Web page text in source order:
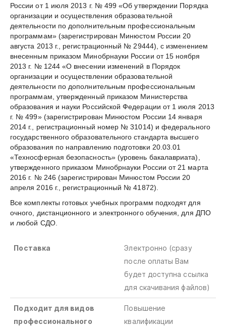
России от 1 июля 2013 г. № 499 «Об утверждении Порядка
организации и осуществления образовательной
деятельности по дополнительным профессиональным
программам» (зарегистрирован Минюстом России 20
августа 2013 г., регистрационный № 29444), с изменением
внесенным приказом Минобрнауки России от 15 ноября
2013 г. № 1244 «О внесении изменений в Порядок
организации и осуществлении образовательной
деятельности по дополнительным профессиональным
программам, утвержденный приказом Министерства
образования и науки Российской Федерации от 1 июля 2013
г. № 499» (зарегистрирован Минюстом России 14 января
2014 г., регистрационный номер № 31014) и федерального
государственного образовательного стандарта высшего
образования по направлению подготовки 20.03.01
«Техносферная безопасность» (уровень бакалавриата),
утвержденного приказом Минобрнауки России от 21 марта
2016 г. № 246 (зарегистрирован Минюстом России 20
апреля 2016 г., регистрационный № 41872).
Все комплекты готовых учебных программ подходят для
очного, дистанционного и электронного обучения, для ДПО
и любой СДО.
Поставка
Электронно (сразу
после оплаты Вам
будет доступна ссылка
для скачивания файлов)
Подходит для видов
профессионального
Повышение
квалификации